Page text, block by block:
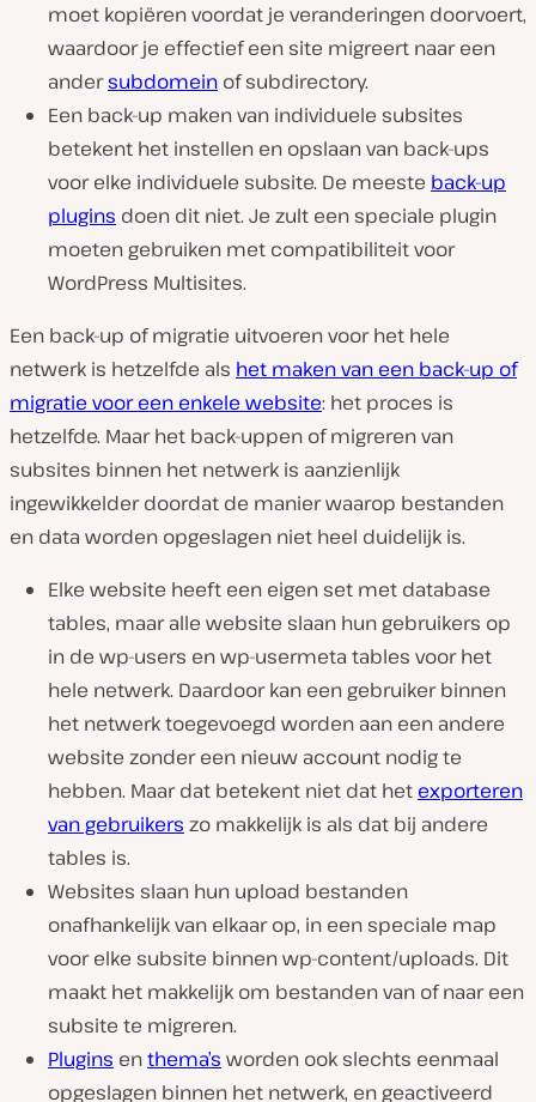
moet kopiëren voordat je veranderingen doorvoert,
waardoor je effectief een site migreert naar een
andersubdomein of subdirectory.
Een back-up maken van individuele subsites
betekent het instellen en opslaan van back-ups
voor elke individuele subsite. De meeste back-up
plugins doen dit niet. Je zult een speciale plugin
moeten gebruiken met compatibiliteit voor
WordPress Multisites.
Een back-up of migratie uitvoeren voor het hele
netwerk is hetzelfde als het maken van een back-up of
migratie voor een enkele website: het proces is
hetzelfde. Maar het back-uppen of migreren van
subsites binnen het netwerk is aanzienlijk
ingewikkelder doordat de manier waarop bestanden
en data worden opgeslagen niet heel duidelijk is.
Elke website heeft een eigen set met database
tables, maar alle website slaan hun gebruikers op
in de wp-users en wp-usermeta tables voor het
hele netwerk. Daardoor kan een gebruiker binnen
het netwerk toegevoegd worden aan een andere
website zonder een nieuw account nodig te
hebben. Maar dat betekent niet dat het exporteren
van gebruikers zo makkelijk is als dat bij andere
tables is.
Websites slaan hun upload bestanden
onafhankelijk van elkaar op, in een speciale map
voor elke subsite binnen wp-content/uploads. Dit
maakt het makkelijk om bestanden van of naar een
subsite te migreren.
Plugins enthema’s worden ook slechts eenmaal
opgeslagen binnen het netwerk, en geactiveerd